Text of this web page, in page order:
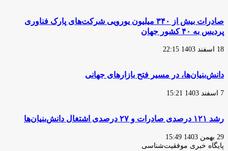
صادرات بیش از ۳۴۰ میلیون یورویی شرکت‌های پارک فناوری
پردیس به ۴۰ کشور جهان
18 اسفند 1403 22:15
دانش‌بنیان‌ها، در مسیر فتح بازارهای جهانی
7 اسفند 1403 15:21
رشد ۱۲۱ درصدی صادرات و ۲۷ درصدی اشتغال دانش‌بنیان‌ها
29 بهمن 1403 15:49
پایگاه‌ خبری موفقیت‌شناسی